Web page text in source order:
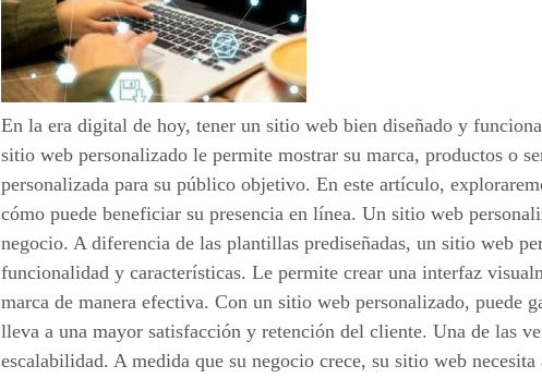
En la era digital de hoy, tener un sitio web bien diseñado y
sitio web personalizado le permite mostrar su marca, productos o
personalizada para su público objetivo. En este artículo,
cómo puede beneficiar su presencia en línea. Un sitio web
negocio. A diferencia de las plantillas prediseñadas, un sitio web
funcionalidad y características. Le permite crear una interfaz
marca de manera efectiva. Con un sitio web personalizado, puede
lleva a una mayor satisfacción y retención del cliente. Una de las
escalabilidad. A medida que su negocio crece, su sitio web